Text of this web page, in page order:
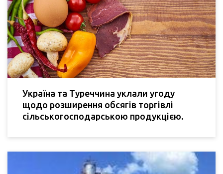
Україна та Туреччина уклали угоду
щодо розширення обсягів торгівлі
сільськогосподарською продукцією.